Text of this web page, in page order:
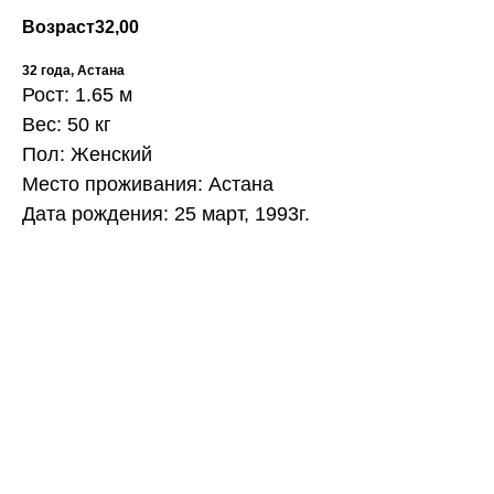
Возраст32,00
32 года, Астана
Рост: 1.65 м
Вес: 50 кг
Пол: Женский
Место проживания: Астана
Дата рождения: 25 март, 1993г.